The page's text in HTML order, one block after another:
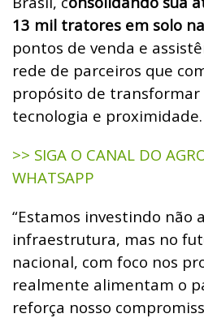
13 mil tratores em solo
pontos de venda e
rede de parceiros que
propósito de transformar
tecnologia e proximidade.
>> SIGA O CANAL DO
WHATSAPP
“Estamos investindo não
infraestrutura, mas no
nacional, com foco nos
realmente alimentam o
reforça nosso